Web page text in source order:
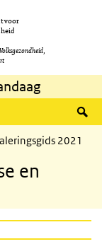
voor
2021
en